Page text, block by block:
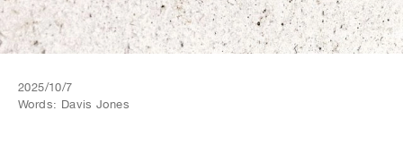
2025/10/7
Words: Davis Jones